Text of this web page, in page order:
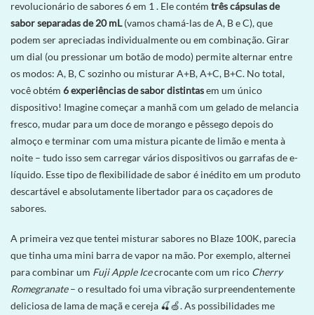
revolucionário de sabores 6 em 1 . Ele contém três cápsulas de
sabor separadas de 20 mL(vamos chamá-las de A, B e C), que
podem ser apreciadas individualmente ou em combinação. Girar
um dial (ou pressionar um botão de modo) permite alternar entre
os modos: A, B, C sozinho ou misturar A+B, A+C, B+C. No total,
você obtém 6 experiências de sabor distintasem um único
dispositivo! Imagine começar a manhã com um gelado de melancia
fresco, mudar para um doce de morango e pêssego depois do
almoço e terminar com uma mistura picante de limão e menta à
noite – tudo isso sem carregar vários dispositivos ou garrafas de e-
líquido. Esse tipo de flexibilidade de sabor é inédito em um produto
descartável e absolutamente libertador para os caçadores de
sabores.
A primeira vez que tentei misturar sabores no Blaze 100K, parecia
que tinha uma mini barra de vapor na mão. Por exemplo, alternei
para combinar um Fuji Apple Icecrocante com um rico Cherry
Romegranate– o resultado foi uma vibração surpreendentemente
deliciosa de lama de maçã e cereja 🍒🍏. As possibilidades me